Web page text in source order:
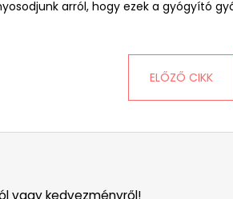
arról, hogy ezek a gyógyító
ELŐZŐ CIKK